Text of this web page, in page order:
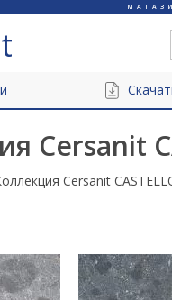
Cersanit
Cersanit